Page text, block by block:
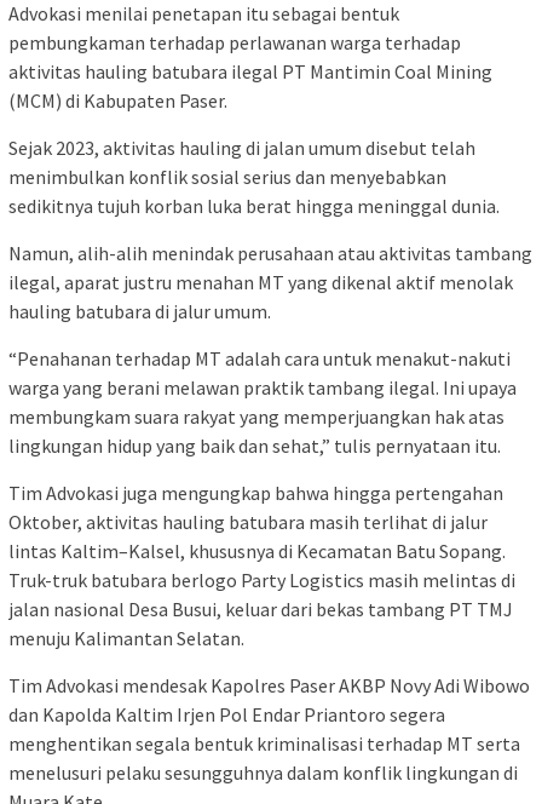
Advokasi menilai penetapan itu sebagai bentuk
pembungkaman terhadap perlawanan warga terhadap
aktivitas hauling batubara ilegal PT Mantimin Coal Mining
(MCM) di Kabupaten Paser.
Sejak 2023, aktivitas hauling di jalan umum disebut telah
menimbulkan konflik sosial serius dan menyebabkan
sedikitnya tujuh korban luka berat hingga meninggal dunia.
Namun, alih-alih menindak perusahaan atau aktivitas tambang
ilegal, aparat justru menahan MT yang dikenal aktif menolak
hauling batubara di jalur umum.
“Penahanan terhadap MT adalah cara untuk menakut-nakuti
warga yang berani melawan praktik tambang ilegal. Ini upaya
membungkam suara rakyat yang memperjuangkan hak atas
lingkungan hidup yang baik dan sehat,” tulis pernyataan itu.
Tim Advokasi juga mengungkap bahwa hingga pertengahan
Oktober, aktivitas hauling batubara masih terlihat di jalur
lintas Kaltim–Kalsel, khususnya di Kecamatan Batu Sopang.
Truk-truk batubara berlogo Party Logistics masih melintas di
jalan nasional Desa Busui, keluar dari bekas tambang PT TMJ
menuju Kalimantan Selatan.
Tim Advokasi mendesak Kapolres Paser AKBP Novy Adi Wibowo
dan Kapolda Kaltim Irjen Pol Endar Priantoro segera
menghentikan segala bentuk kriminalisasi terhadap MT serta
menelusuri pelaku sesungguhnya dalam konflik lingkungan di